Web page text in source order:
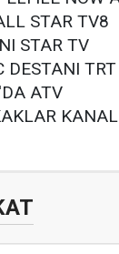
STAR TV8
STAR TV
DESTANI TRT
ATV